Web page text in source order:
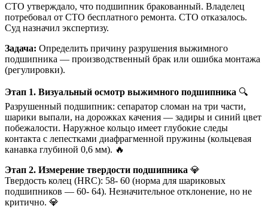
СТО утверждало, что подшипник бракованный. Владелец
потребовал от СТО бесплатного ремонта. СТО отказалось.
Суд назначил экспертизу.
Задача: Определить причину разрушения выжимного
подшипника — производственный брак или ошибка монтажа
(регулировки).
Этап 1. Визуальный осмотр выжимного подшипника 🔍
Разрушенный подшипник: сепаратор сломан на три части,
шарики выпали, на дорожках качения — задиры и синий цвет
побежалости. Наружное кольцо имеет глубокие следы
контакта с лепестками диафрагменной пружины (кольцевая
канавка глубиной 0,6 мм). 🔥
Этап 2. Измерение твердости подшипника 💎
Твердость колец (HRC): 58- 60 (норма для шариковых
подшипников — 60- 64). Незначительное отклонение, но не
критично. 💎